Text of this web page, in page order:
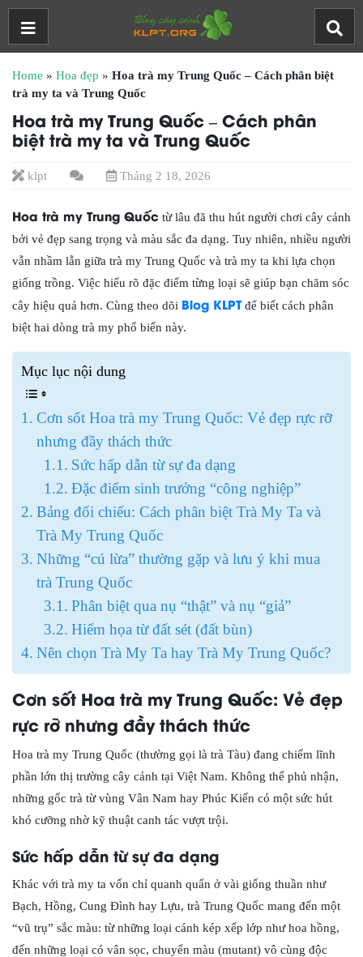
Home » Hoa đẹp » Hoa trà my Trung Quốc – Cách phân biệt
trà my ta và Trung Quốc
Hoa trà my Trung Quốc – Cách phân
biệt trà my ta và Trung Quốc
klpt Tháng 2 18, 2026
Hoa trà my Trung Quốc từ lâu đã thu hút người chơi cây cảnh
bởi vẻ đẹp sang trọng và màu sắc đa dạng. Tuy nhiên, nhiều người
vẫn nhầm lẫn giữa trà my Trung Quốc và trà my ta khi lựa chọn
giống trồng. Việc hiểu rõ đặc điểm từng loại sẽ giúp bạn chăm sóc
cây hiệu quả hơn. Cùng theo dõi Blog KLPTđể biết cách phân
biệt hai dòng trà my phổ biến này.
Mục lục nội dung
Cơn sốt Hoa trà my Trung Quốc: Vẻ đẹp rực rỡ
nhưng đầy thách thức
Sức hấp dẫn từ sự đa dạng
Đặc điểm sinh trưởng “công nghiệp”
Bảng đối chiếu: Cách phân biệt Trà My Ta và
Trà My Trung Quốc
Những “cú lừa” thường gặp và lưu ý khi mua
trà Trung Quốc
Phân biệt qua nụ “thật” và nụ “giả”
Hiểm họa từ đất sét (đất bùn)
Nên chọn Trà My Ta hay Trà My Trung Quốc?
Cơn sốt Hoa trà my Trung Quốc: Vẻ đẹp
rực rỡ nhưng đầy thách thức
Hoa trà my Trung Quốc (thường gọi là trà Tàu) đang chiếm lĩnh
phần lớn thị trường cây cảnh tại Việt Nam. Không thể phủ nhận,
những gốc trà từ vùng Vân Nam hay Phúc Kiến có một sức hút
khó cưỡng nhờ kỹ thuật canh tác vượt trội.
Sức hấp dẫn từ sự đa dạng
Khác với trà my ta vốn chỉ quanh quẩn ở vài giống thuần như
Bạch, Hồng, Cung Đình hay Lựu, trà Trung Quốc mang đến một
“vũ trụ” sắc màu: từ những loại cánh kép xếp lớp như hoa hồng,
đến những loại có vân sọc, chuyển màu (mutant) vô cùng độc